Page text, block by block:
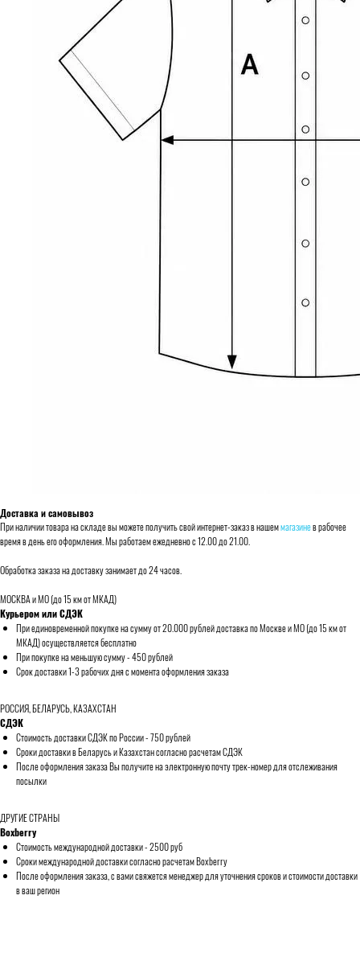
Доставка и самовывоз
При наличии товара на складе вы можете получить свой интернет-заказ в нашеммагазинев рабочее
время в день его оформления. Мы работаем ежедневно с 12.00 до 21.00.
Обработка заказа на доставку занимает до 24 часов.
МОСКВА и МО (до 15 км от МКАД)
Курьером или СДЭК
При единовременной покупке на сумму от 20.000 рублей доставка по Москве и МО (до 15 км от
МКАД) осуществляется бесплатно
При покупке на меньшую сумму - 450 рублей
Срок доставки 1-3 рабочих дня с момента оформления заказа
РОССИЯ, БЕЛАРУСЬ, КАЗАХСТАН
СДЭК
Стоимость доставки СДЭК по России - 750 рублей
Сроки доставки в Беларусь и Казахстан согласно расчетам СДЭК
После оформления заказа Вы получите на электронную почту трек-номер для отслеживания
посылки
ДРУГИЕ СТРАНЫ
Boxberry
Стоимость международной доставки - 2500 руб
Сроки международной доставки согласно расчетам Boxberry
После оформления заказа, с вами свяжется менеджер для уточнения сроков и стоимости доставки
в ваш регион